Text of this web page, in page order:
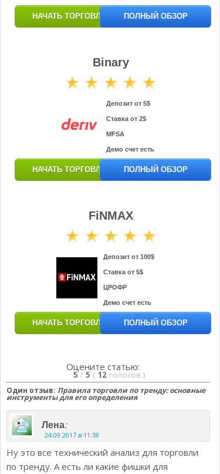
НАЧАТЬ ТОРГОВЛЮ ПОЛНЫЙ ОБЗОР
Binary
Депозит от 5$
Ставка от 2$
MFSA
Демо счет есть
НАЧАТЬ ТОРГОВЛЮ ПОЛНЫЙ ОБЗОР
FiNMAX
Депозит от 100$
Ставка от 5$
ЦРОФР
Демо счет есть
НАЧАТЬ ТОРГОВЛЮ ПОЛНЫЙ ОБЗОР
Оцените статью:
5 / 5 ( 12 голосов )
Один отзыв: Правила торговли по тренду: основные
инструменты для его определения
Лена:
24.09.2017 в 11:38
Ну это все технический анализ для торговли
по тренду. А есть ли какие фишки для